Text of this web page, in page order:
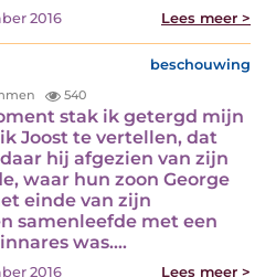
2016 Lees meer >
beschouwing
540
stak ik getergd mijn
Joost te vertellen, dat
hij afgezien van zijn
waar hun zoon George
einde van zijn
samenleefde met een
was.…
2016 Lees meer >